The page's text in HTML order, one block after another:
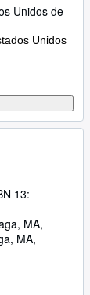
Unidos de
Unidos
13:
MA,
MA,